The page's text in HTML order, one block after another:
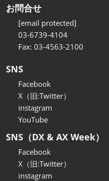
お問合せ
[email protected]
03-6739-4104
Fax: 03-4563-2100
SNS
Facebook
X（旧:Twitter）
instagram
YouTube
SNS（DX & AX Week）
Facebook
X（旧:Twitter）
instagram